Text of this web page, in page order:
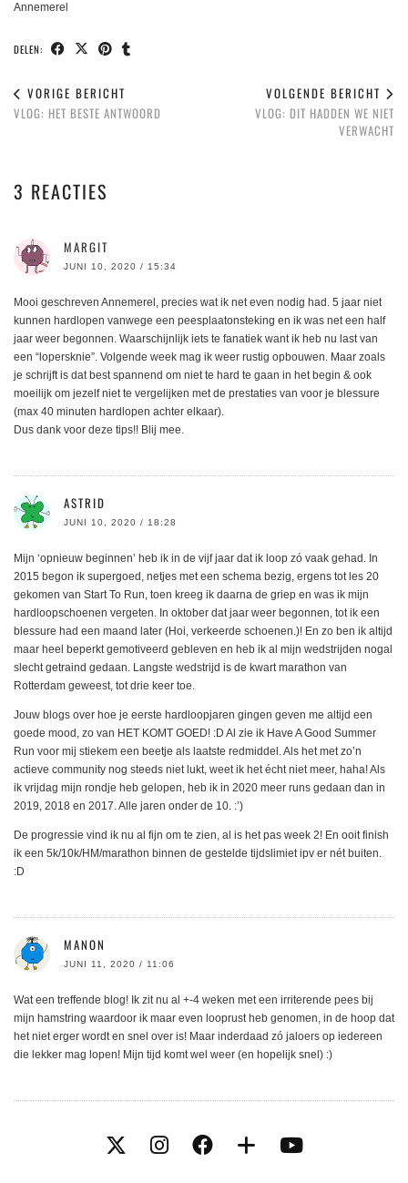
Annemerel
DELEN:
VORIGE BERICHT
VLOG: HET BESTE ANTWOORD
VOLGENDE BERICHT
VLOG: DIT HADDEN WE NIET
VERWACHT
3 REACTIES
MARGIT
JUNI 10, 2020 / 15:34
Mooi geschreven Annemerel, precies wat ik net even nodig had. 5 jaar niet
kunnen hardlopen vanwege een peesplaatonsteking en ik was net een half
jaar weer begonnen. Waarschijnlijk iets te fanatiek want ik heb nu last van
een “lopersknie”. Volgende week mag ik weer rustig opbouwen. Maar zoals
je schrijft is dat best spannend om niet te hard te gaan in het begin & ook
moeilijk om jezelf niet te vergelijken met de prestaties van voor je blessure
(max 40 minuten hardlopen achter elkaar).
Dus dank voor deze tips!! Blij mee.
ASTRID
JUNI 10, 2020 / 18:28
Mijn ‘opnieuw beginnen’ heb ik in de vijf jaar dat ik loop zó vaak gehad. In
2015 begon ik supergoed, netjes met een schema bezig, ergens tot les 20
gekomen van Start To Run, toen kreeg ik daarna de griep en was ik mijn
hardloopschoenen vergeten. In oktober dat jaar weer begonnen, tot ik een
blessure had een maand later (Hoi, verkeerde schoenen.)! En zo ben ik altijd
maar heel beperkt gemotiveerd gebleven en heb ik al mijn wedstrijden nogal
slecht getraind gedaan. Langste wedstrijd is de kwart marathon van
Rotterdam geweest, tot drie keer toe.
Jouw blogs over hoe je eerste hardloopjaren gingen geven me altijd een
goede mood, zo van HET KOMT GOED! :D Al zie ik Have A Good Summer
Run voor mij stiekem een beetje als laatste redmiddel. Als het met zo’n
actieve community nog steeds niet lukt, weet ik het écht niet meer, haha! Als
ik vrijdag mijn rondje heb gelopen, heb ik in 2020 meer runs gedaan dan in
2019, 2018 en 2017. Alle jaren onder de 10. :’)
De progressie vind ik nu al fijn om te zien, al is het pas week 2! En ooit finish
ik een 5k/10k/HM/marathon binnen de gestelde tijdslimiet ipv er nét buiten.
:D
MANON
JUNI 11, 2020 / 11:06
Wat een treffende blog! Ik zit nu al +-4 weken met een irriterende pees bij
mijn hamstring waardoor ik maar even looprust heb genomen, in de hoop dat
het niet erger wordt en snel over is! Maar inderdaad zó jaloers op iedereen
die lekker mag lopen! Mijn tijd komt wel weer (en hopelijk snel) :)